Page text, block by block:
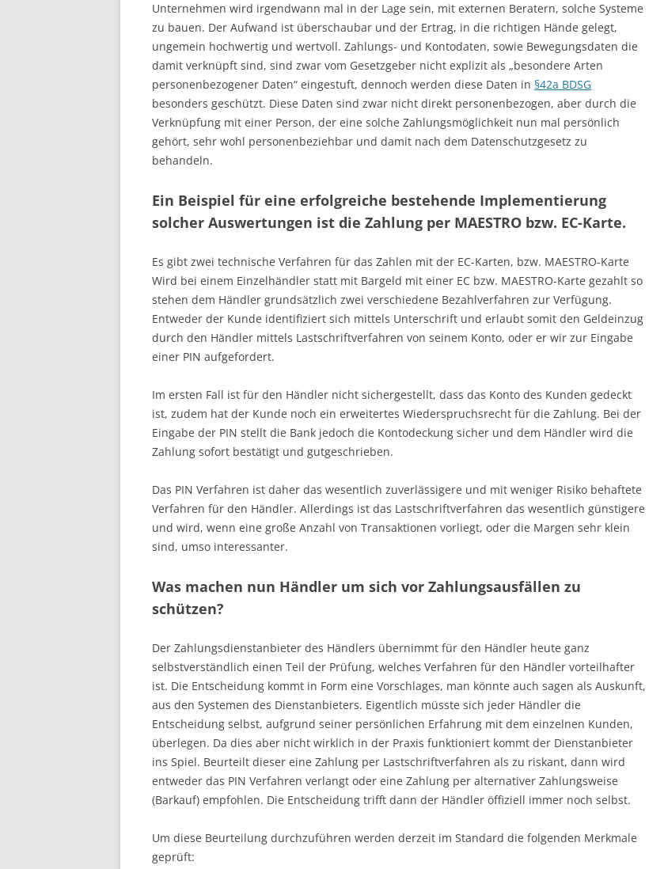
Unternehmen wird irgendwann mal in der Lage sein, mit externen Beratern, solche Systeme
zu bauen. Der Aufwand ist überschaubar und der Ertrag, in die richtigen Hände gelegt,
ungemein hochwertig und wertvoll. Zahlungs- und Kontodaten, sowie Bewegungsdaten die
damit verknüpft sind, sind zwar vom Gesetzgeber nicht explizit als „besondere Arten
personenbezogener Daten“ eingestuft, dennoch werden diese Daten in §42a BDSG
besonders geschützt. Diese Daten sind zwar nicht direkt personenbezogen, aber durch die
Verknüpfung mit einer Person, der eine solche Zahlungsmöglichkeit nun mal persönlich
gehört, sehr wohl personenbeziehbar und damit nach dem Datenschutzgesetz zu
behandeln.
Ein Beispiel für eine erfolgreiche bestehende Implementierung
solcher Auswertungen ist die Zahlung per MAESTRO bzw. EC-Karte.
Es gibt zwei technische Verfahren für das Zahlen mit der EC-Karten, bzw. MAESTRO-Karte
Wird bei einem Einzelhändler statt mit Bargeld mit einer EC bzw. MAESTRO-Karte gezahlt so
stehen dem Händler grundsätzlich zwei verschiedene Bezahlverfahren zur Verfügung.
Entweder der Kunde identifiziert sich mittels Unterschrift und erlaubt somit den Geldeinzug
durch den Händler mittels Lastschriftverfahren von seinem Konto, oder er wir zur Eingabe
einer PIN aufgefordert.
Im ersten Fall ist für den Händler nicht sichergestellt, dass das Konto des Kunden gedeckt
ist, zudem hat der Kunde noch ein erweitertes Wiederspruchsrecht für die Zahlung. Bei der
Eingabe der PIN stellt die Bank jedoch die Kontodeckung sicher und dem Händler wird die
Zahlung sofort bestätigt und gutgeschrieben.
Das PIN Verfahren ist daher das wesentlich zuverlässigere und mit weniger Risiko behaftete
Verfahren für den Händler. Allerdings ist das Lastschriftverfahren das wesentlich günstigere
und wird, wenn eine große Anzahl von Transaktionen vorliegt, oder die Margen sehr klein
sind, umso interessanter.
Was machen nun Händler um sich vor Zahlungsausfällen zu
schützen?
Der Zahlungsdienstanbieter des Händlers übernimmt für den Händler heute ganz
selbstverständlich einen Teil der Prüfung, welches Verfahren für den Händler vorteilhafter
ist. Die Entscheidung kommt in Form eine Vorschlages, man könnte auch sagen als Auskunft,
aus den Systemen des Dienstanbieters. Eigentlich müsste sich jeder Händler die
Entscheidung selbst, aufgrund seiner persönlichen Erfahrung mit dem einzelnen Kunden,
überlegen. Da dies aber nicht wirklich in der Praxis funktioniert kommt der Dienstanbieter
ins Spiel. Beurteilt dieser eine Zahlung per Lastschriftverfahren als zu riskant, dann wird
entweder das PIN Verfahren verlangt oder eine Zahlung per alternativer Zahlungsweise
(Barkauf) empfohlen. Die Entscheidung trifft dann der Händler öffiziell immer noch selbst.
Um diese Beurteilung durchzuführen werden derzeit im Standard die folgenden Merkmale
geprüft: